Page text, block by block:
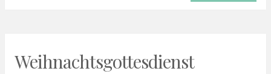
Weihnachtsgottesdienst